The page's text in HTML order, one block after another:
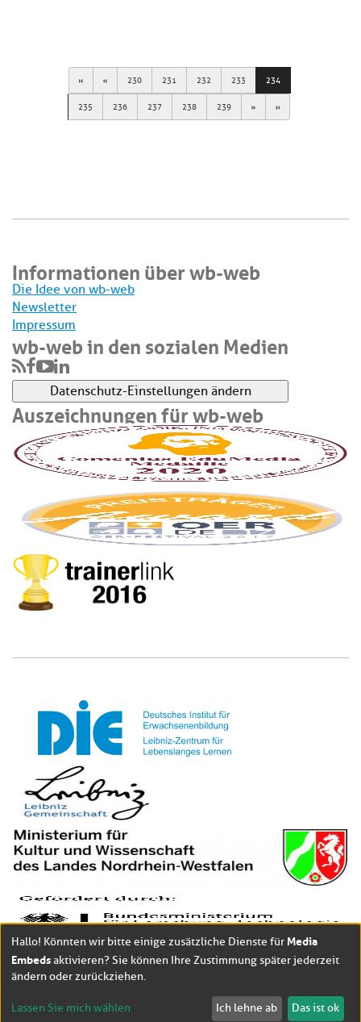
First Previous
230 231 232 233 234
235 236 237 238 239 Next Last
Informationen über wb-web
Die Idee von wb-web
Newsletter
Impressum
wb-web in den sozialen Medien
Datenschutz-Einstellungen ändern
Auszeichnungen für wb-web
Hallo! Könnten wir bitte einige zusätzliche Dienste für Media
Embedsaktivieren? Sie können Ihre Zustimmung später jederzeit
ändern oder zurückziehen.
Lassen Sie mich wählen Ich lehne ab Das ist ok